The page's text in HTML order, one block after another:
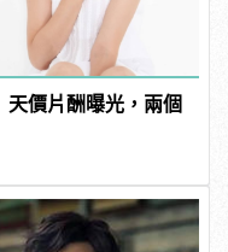
價片酬曝光，兩個